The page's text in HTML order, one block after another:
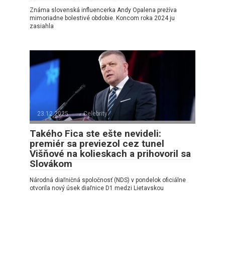
Známa slovenská influencerka Andy Opalena prežíva
mimoriadne bolestivé obdobie. Koncom roka 2024 ju
zasiahla
23.12.2025 Celebrity
Takého Fica ste ešte nevideli:
premiér sa previezol cez tunel
Višňové na kolieskach a prihovoril sa
Slovákom
Národná diaľničná spoločnosť (NDS) v pondelok oficiálne
otvorila nový úsek diaľnice D1 medzi Lietavskou